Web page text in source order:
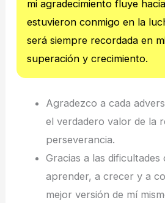
mi agradecimiento fluye
estuvieron conmigo en la
será siempre recordada en
superación y crecimiento.
Agradezco a cada
el verdadero valor de la
perseverancia.
Gracias a las
aprender, a crecer y a
mejor versión de mí